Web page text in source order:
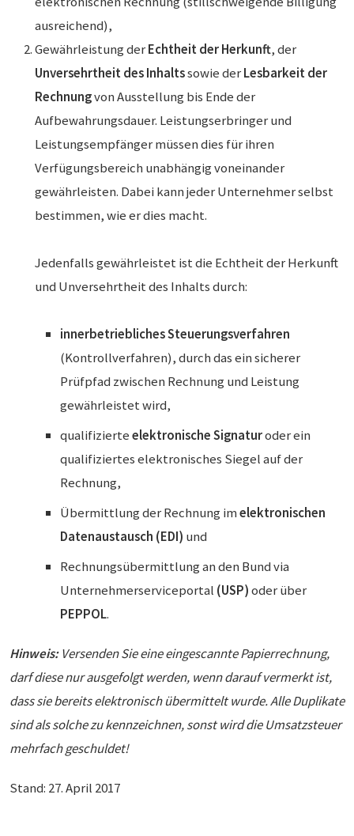
ausreichend),
Gewährleistung derEchtheit der Herkunft, der
Unversehrtheit des Inhaltssowie derLesbarkeit der
Rechnungvon Ausstellung bis Ende der
Aufbewahrungsdauer. Leistungserbringer und
Leistungsempfänger müssen dies für ihren
Verfügungsbereich unabhängig voneinander
gewährleisten. Dabei kann jeder Unternehmer selbst
bestimmen, wie er dies macht.
Jedenfalls gewährleistet ist die Echtheit der Herkunft
und Unversehrtheit des Inhalts durch:
innerbetriebliches Steuerungsverfahren
(Kontrollverfahren), durch das ein sicherer
Prüfpfad zwischen Rechnung und Leistung
gewährleistet wird,
qualifizierteelektronische Signaturoder ein
qualifiziertes elektronisches Siegel auf der
Rechnung,
Übermittlung der Rechnung imelektronischen
Datenaustausch (EDI) und
Rechnungsübermittlung an den Bund via
Unternehmerserviceportal (USP)oder über
PEPPOL.
Hinweis:Versenden Sie eine eingescannte Papierrechnung,
darf diese nur ausgefolgt werden, wenn darauf vermerkt ist,
dass sie bereits elektronisch übermittelt wurde. Alle Duplikate
sind als solche zu kennzeichnen, sonst wird die Umsatzsteuer
mehrfach geschuldet!
Stand: 27. April 2017